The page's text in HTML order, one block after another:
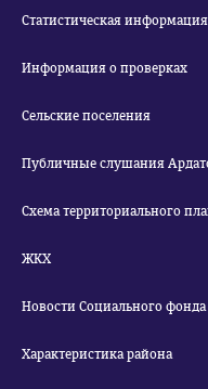
Статистическая информация
Информация о проверках
Сельские поселения
Публичные слушания
Схема территориального
ЖКХ
Новости Социального фонда
Характеристика района